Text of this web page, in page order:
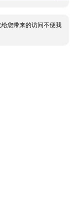
您带来的访问不便我